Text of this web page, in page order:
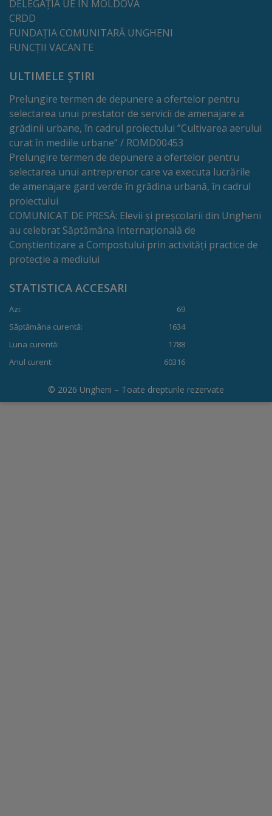
de
cerere
Arhitectură
și
urbanism
Transparență
decizională
Proiecte
de
decizii
Decizii
Dispoziții
Regulamente
Rapoarte
Consultări
DELEGAȚIA UE IN MOLDOVA
CRDD
FUNDAȚIA COMUNITARĂ UNGHENI
FUNCȚII VACANTE
ULTIMELE ȘTIRI
Prelungire termen de depunere a ofertelor pentru
selectarea unui prestator de servicii de amenajare a
grădinii urbane, în cadrul proiectului ”Cultivarea aerului
curat în mediile urbane” / ROMD00453
Prelungire termen de depunere a ofertelor pentru
selectarea unui antreprenor care va executa lucrările
de amenajare gard verde în grădina urbană, în cadrul
proiectului
COMUNICAT DE PRESĂ: Elevii și preșcolarii din Ungheni
au celebrat Săptămâna Internațională de
Conștientizare a Compostului prin activități practice de
protecție a mediului
STATISTICA ACCESARI
Azi:
69
Săptămâna curentă:
1634
Luna curentă:
1788
Anul curent:
60316
© 2026 Ungheni – Toate drepturile rezervate